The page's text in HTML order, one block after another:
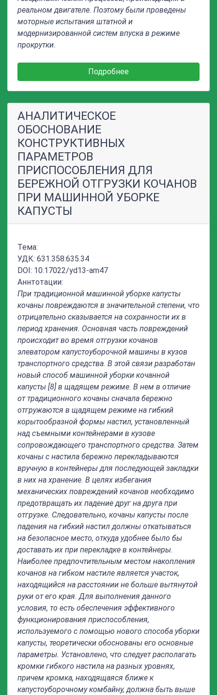
реальном двигателе. Поэтому были проведены
моторные испытания штатной и
модернизированной систем впуска в режиме
прокрутки.
Подробнее
АНАЛИТИЧЕСКОЕ
ОБОСНОВАНИЕ
КОНСТРУКТИВНЫХ
ПАРАМЕТРОВ
ПРИСПОСОБЛЕНИЯ ДЛЯ
БЕРЕЖНОЙ ОТГРУЗКИ КОЧАНОВ
ПРИ МАШИННОЙ УБОРКЕ
КАПУСТЫ
Тема:
УДК: 631.358:635.34
DOI: 10.17022/yd13-am47
Аннтотации:
При традиционной машинной уборке капусты
кочаны повреждаются в значительной степени, что
отрицательно сказывается на сохранности их в
период хранения. Основная часть повреждений
происходит во время отгрузки кочанов
элеватором капустоуборочной машины в кузов
транспортного средства. В этой связи разработан
новый способ машинной уборки кочанной
капусты [8] в щадящем режиме. В нем в отличие
от традиционного кочаны сначала бережно
отгружаются в щадящем режиме на гибкий
корытообразной формы настил, установленный
над съемными контейнерами в кузове
сопровождающего транспортного средства. Затем
кочаны с настила бережно перекладываются
вручную в контейнеры для последующей закладки
в них на хранение. В целях избегания
механических повреждений кочанов необходимо
предотвращать их падение друг на друга при
отгрузке. Следовательно, кочаны капусты после
падения на гибкий настил должны откатываться
на безопасное место, откуда удобнее было бы
доставать их при перекладке в контейнеры.
Наиболее предпочтительным местом накопления
кочанов на гибком настиле является участок,
находящийся на расстоянии не больше вытянутой
руки от его края. Для выполнения данного
условия, то есть обеспечения эффективного
функционирования приспособления,
используемого с помощью нового способа уборки
капусты, теоретически обоснованы его основные
параметры. Установлено, что следует располагать
кромки гибкого настила на разных уровнях,
причем кромка, находящаяся ближе к
капустоуборочному комбайну, должна быть выше